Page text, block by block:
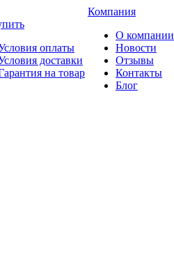
оплаты
доставки
на товар
Компания
О компании
Новости
Отзывы
Контакты
Блог